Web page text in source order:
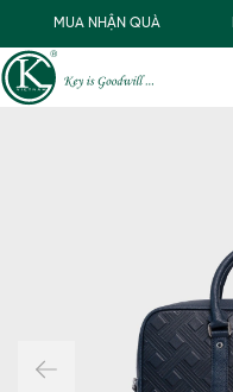
MUA NHẬN QUÀ